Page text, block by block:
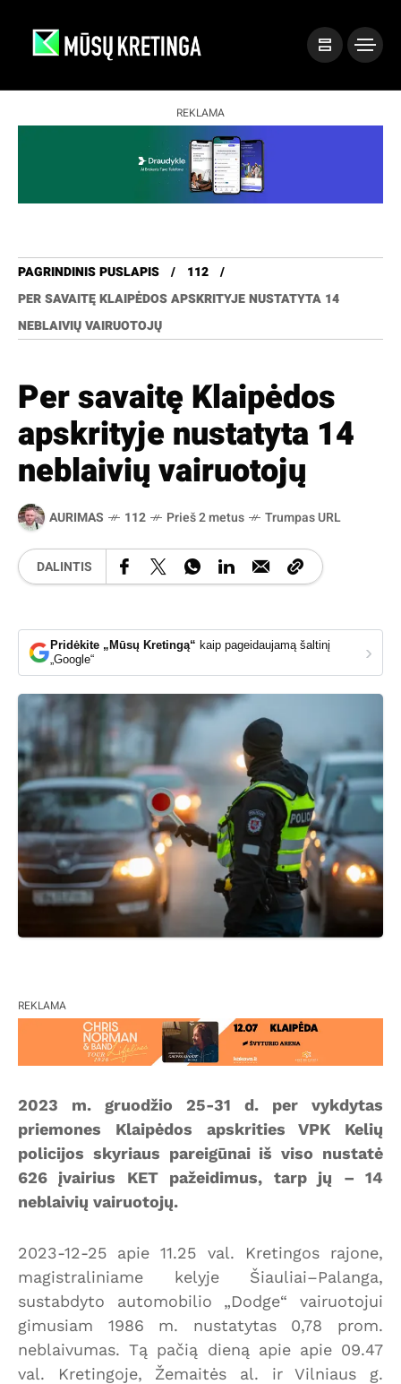
REKLAMA
PAGRINDINIS PUSLAPIS
112
PER SAVAITĘ KLAIPĖDOS APSKRITYJE NUSTATYTA 14
NEBLAIVIŲ VAIRUOTOJŲ
Per savaitę Klaipėdos
apskrityje nustatyta 14
neblaivių vairuotojų
AURIMAS 112 Prieš 2 metus Trumpas URL
DALINTIS
Pridėkite „Mūsų Kretingą“ kaip pageidaujamą šaltinį
„Google“
›
REKLAMA
2023 m. gruodžio 25-31 d. per vykdytas
priemones Klaipėdos apskrities VPK Kelių
policijos skyriaus pareigūnai iš viso nustatė
626 įvairius KET pažeidimus, tarp jų – 14
neblaivių vairuotojų.
2023-12-25 apie 11.25 val. Kretingos rajone,
magistraliniame kelyje Šiauliai–Palanga,
sustabdyto automobilio „Dodge“ vairuotojui
gimusiam 1986 m. nustatytas 0,78 prom.
neblaivumas. Tą pačią dieną apie apie 09.47
val. Kretingoje, Žemaitės al. ir Vilniaus g.